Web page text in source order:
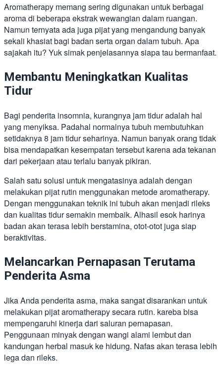
Aromatherapy memang sering digunakan untuk berbagai
aroma di beberapa ekstrak wewangian dalam ruangan.
Namun ternyata ada juga pijat yang mengandung banyak
sekali khasiat bagi badan serta organ dalam tubuh. Apa
sajakah itu? Yuk simak penjelasannya siapa tau bermanfaat.
Membantu Meningkatkan Kualitas
Tidur
Bagi penderita insomnia, kurangnya jam tidur adalah hal
yang menyiksa. Padahal normalnya tubuh membutuhkan
setidaknya 8 jam tidur seharinya. Namun banyak orang tidak
bisa mendapatkan kesempatan tersebut karena ada tekanan
dari pekerjaan atau terlalu banyak pikiran.
Salah satu solusi untuk mengatasinya adalah dengan
melakukan pijat rutin menggunakan metode aromatherapy.
Dengan menggunakan teknik ini tubuh akan menjadi rileks
dan kualitas tidur semakin membaik. Alhasil esok harinya
badan akan terasa lebih berstamina, otot-otot juga siap
beraktivitas.
Melancarkan Pernapasan Terutama
Penderita Asma
Jika Anda penderita asma, maka sangat disarankan untuk
melakukan pijat aromatherapy secara rutin. kareba bisa
mempengaruhi kinerja dari saluran pernapasan.
Penggunaan minyak dengan wangi alami lembut dan
kandungan herbal masuk ke hidung. Nafas akan terasa lebih
lega dan rileks.